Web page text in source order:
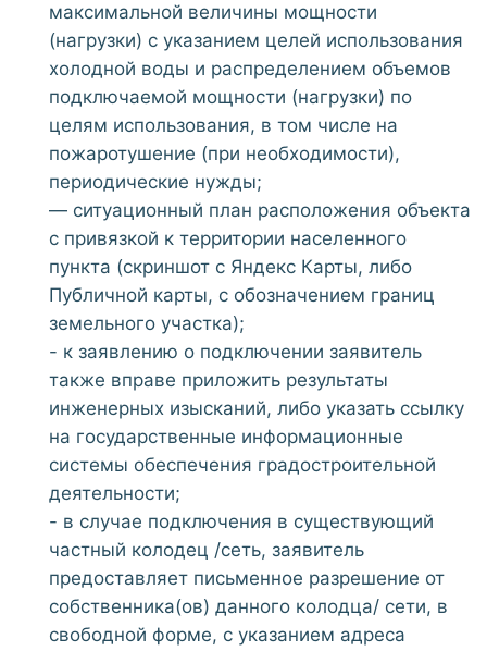
максимальной величины мощности
(нагрузки) с указанием целей использования
холодной воды и распределением объемов
подключаемой мощности (нагрузки) по
целям использования, в том числе на
пожаротушение (при необходимости),
периодические нужды;
— ситуационный план расположения объекта
с привязкой к территории населенного
пункта (скриншот с Яндекс Карты, либо
Публичной карты, с обозначением границ
земельного участка);
- к заявлению о подключении заявитель
также вправе приложить результаты
инженерных изысканий, либо указать ссылку
на государственные информационные
системы обеспечения градостроительной
деятельности;
- в случае подключения в существующий
частный колодец /сеть, заявитель
предоставляет письменное разрешение от
собственника(ов) данного колодца/ сети, в
свободной форме, с указанием адреса